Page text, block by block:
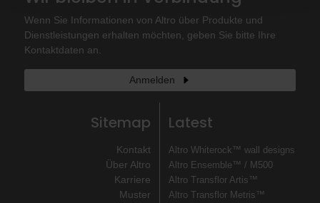
Wenn Sie Informationen von Altro über Produkte und
Dienstleistungen erhalten möchten, geben Sie bitte Ihre
Kontaktdaten an.
Anmelden
Sitemap
Kontakt
Über Altro
Karriere
Muster
Latest
Altro Whiterock™ wall designs
Altro Ensemble™ / M500
Altro Transflor Artis™
Altro Transflor Metris™